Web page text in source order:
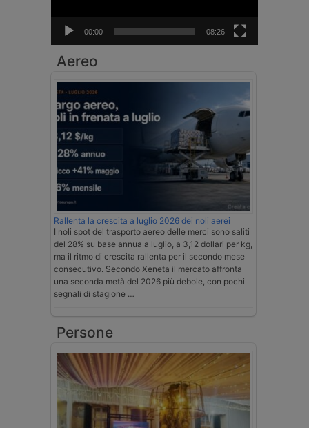
00:00 08:26
Aereo
Rallenta la crescita a luglio 2026 dei noli aerei
I noli spot del trasporto aereo delle merci sono saliti
del 28% su base annua a luglio, a 3,12 dollari per kg,
ma il ritmo di crescita rallenta per il secondo mese
consecutivo. Secondo Xeneta il mercato affronta
una seconda metà del 2026 più debole, con pochi
segnali di stagione …
Persone